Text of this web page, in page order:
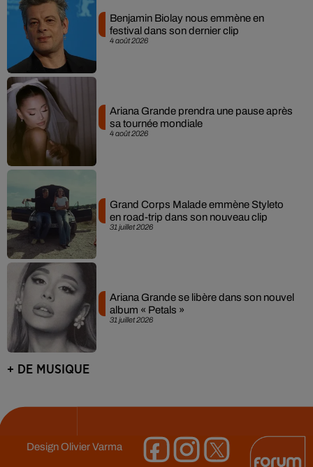
4 août 2026
Benjamin Biolay nous emmène en
festival dans son dernier clip
4 août 2026
Ariana Grande prendra une pause après
sa tournée mondiale
31 juillet 2026
Grand Corps Malade emmène Styleto
en road-trip dans son nouveau clip
31 juillet 2026
Ariana Grande se libère dans son nouvel
album « Petals »
+ DE MUSIQUE
DesignOlivier Varma